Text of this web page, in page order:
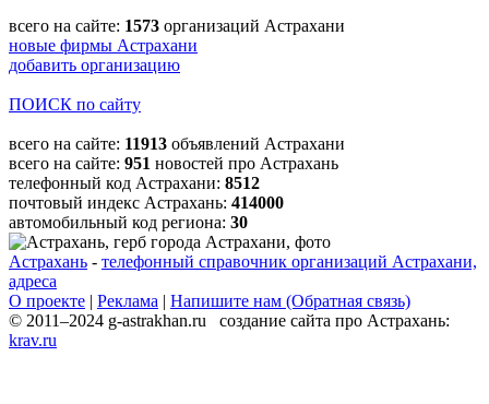
всего на сайте: 1573 организаций Астрахани
новые фирмы Астрахани
добавить организацию
ПОИСК по сайту
всего на сайте: 11913 объявлений Астрахани
всего на сайте: 951 новостей про Астрахань
телефонный код Астрахани: 8512
почтовый индекс Астрахань: 414000
автомобильный код региона: 30
Астрахань - телефонный справочник организаций Астрахани,
адреса
О проекте | Реклама | Напишите нам (Обратная связь)
© 2011–2024 g-astrakhan.ru создание сайта про Астрахань:
krav.ru